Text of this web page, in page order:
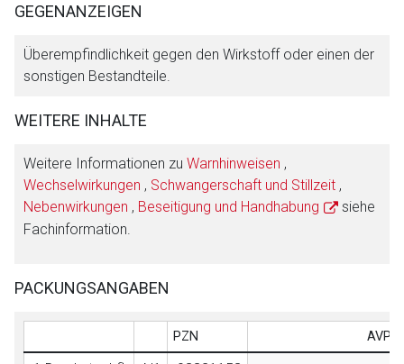
GEGENANZEIGEN
Überempfindlichkeit gegen den Wirkstoff oder einen der
sonstigen Bestandteile.
WEITERE INHALTE
Weitere Informationen zu Warnhinweisen ,
Wechselwirkungen , Schwangerschaft und Stillzeit ,
Nebenwirkungen , Beseitigung und Handhabung
siehe
Fachinformation.
PACKUNGSANGABEN
PZN AVP